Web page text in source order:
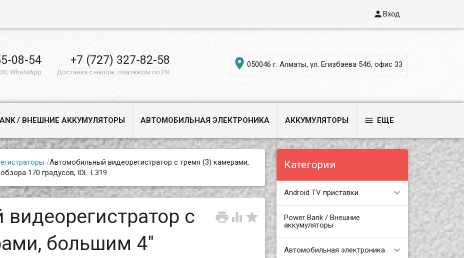
Вход
08-54
WhatsApp
+7 (727) 327-82-58
Доставка с налож. платежом по РК
 050046 г. Алматы, ул. Егизбаева 54б, офис 33
/ ВНЕШНИЕ АККУМУЛЯТОРЫ АВТОМОБИЛЬНАЯ ЭЛЕКТРОНИКА АККУМУЛЯТОРЫ  ЕЩЕ
Категории
Android TV приставки
Power Bank / Внешние
аккумуляторы
Автомобильная электроника
/Автомобильный видеорегистратор с тремя (3) камерами,
170 градусов, IDL-L319
  
с
большим 4"